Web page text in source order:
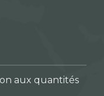
aux quantités